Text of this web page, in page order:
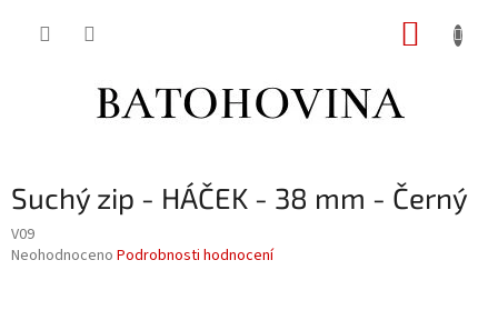
Suchý zip - HÁČEK - 38 mm - Černý
V09
Průměrné
Neohodnoceno Podrobnosti hodnocení